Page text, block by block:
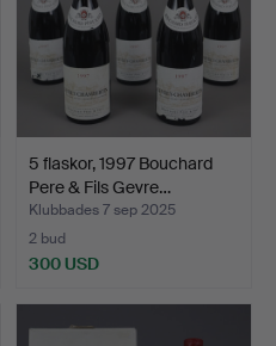
5 flaskor, 1997 Bouchard
Pere & Fils Gevre…
Klubbades 7 sep 2025
2 bud
300 USD